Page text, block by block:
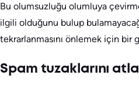
Bu olumsuzluğu olumluya
ilgili olduğunu bulup
tekrarlanmasını önlemek için
Spam tuzaklarını